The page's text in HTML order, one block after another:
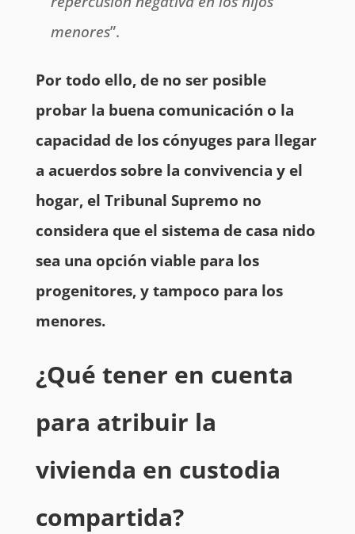
menores”.
Por todo ello, de no ser posible
probar la buena comunicación o la
capacidad de los cónyuges para llegar
a acuerdos sobre la convivencia y el
hogar, el Tribunal Supremo no
considera que el sistema de casa nido
sea una opción viable para los
progenitores, y tampoco para los
menores.
¿Qué tener en cuenta
para atribuir la
vivienda en custodia
compartida?